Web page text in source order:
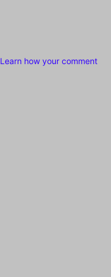
Learn how your comment